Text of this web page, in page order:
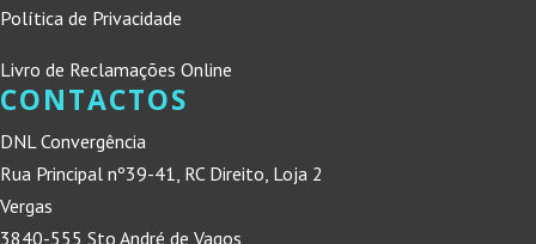
Política de Privacidade
Livro de Reclamações Online
CONTACTOS
DNL Convergência
Rua Principal nº39-41, RC Direito, Loja 2
Vergas
3840-555 Sto André de Vagos